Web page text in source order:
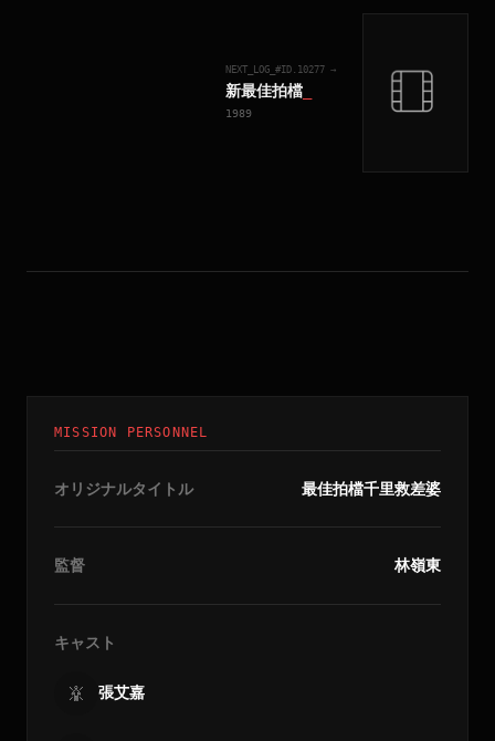
NEXT_LOG_#ID. 10277 →
新最佳拍檔
1989
MISSION PERSONNEL
オリジナルタイトル 最佳拍檔千里救差婆
監督 林嶺東
キャスト
張艾嘉